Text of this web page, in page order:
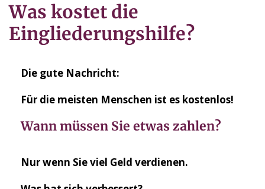
Was kostet die
Eingliederungshilfe?
Die gute Nachricht:
Für die meisten Menschen ist es kostenlos!
Wann müssen Sie etwas zahlen?
Nur wenn Sie viel Geld verdienen.